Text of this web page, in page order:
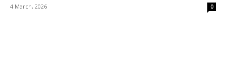
4 March, 2026 0